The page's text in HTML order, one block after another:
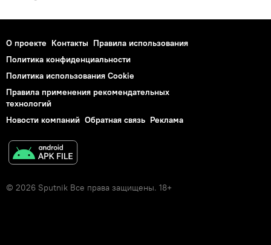
О проекте Контакты Правила использования
Политика конфиденциальности
Политика использования Cookie
Правила применения рекомендательных
технологий
Новости компаний Обратная связь Реклама
© 2026 Sputnik Все права защищены. 18+